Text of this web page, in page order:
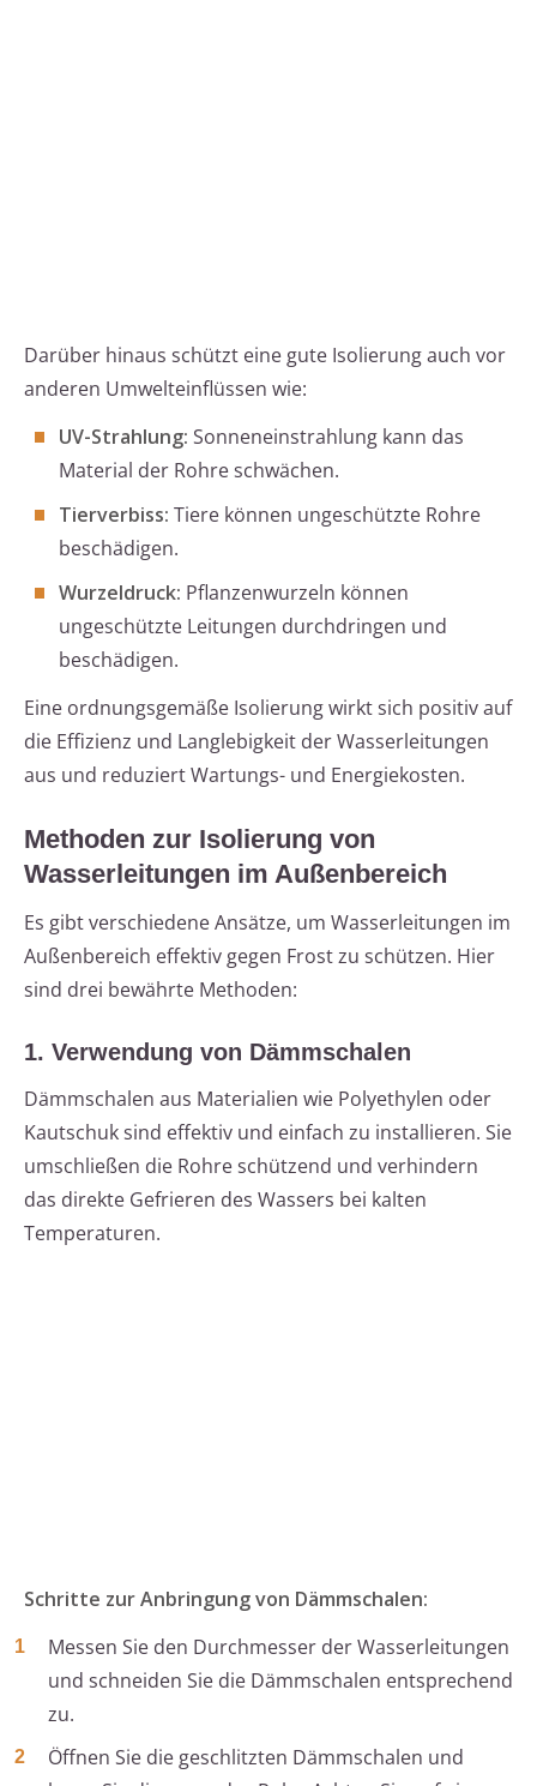
Darüber hinaus schützt eine gute Isolierung auch vor
anderen Umwelteinflüssen wie:
UV-Strahlung: Sonneneinstrahlung kann das
Material der Rohre schwächen.
Tierverbiss: Tiere können ungeschützte Rohre
beschädigen.
Wurzeldruck: Pflanzenwurzeln können
ungeschützte Leitungen durchdringen und
beschädigen.
Eine ordnungsgemäße Isolierung wirkt sich positiv auf
die Effizienz und Langlebigkeit der Wasserleitungen
aus und reduziert Wartungs- und Energiekosten.
Methoden zur Isolierung von
Wasserleitungen im Außenbereich
Es gibt verschiedene Ansätze, um Wasserleitungen im
Außenbereich effektiv gegen Frost zu schützen. Hier
sind drei bewährte Methoden:
1. Verwendung von Dämmschalen
Dämmschalen aus Materialien wie Polyethylen oder
Kautschuk sind effektiv und einfach zu installieren. Sie
umschließen die Rohre schützend und verhindern
das direkte Gefrieren des Wassers bei kalten
Temperaturen.
Schritte zur Anbringung von Dämmschalen:
Messen Sie den Durchmesser der Wasserleitungen
und schneiden Sie die Dämmschalen entsprechend
zu.
Öffnen Sie die geschlitzten Dämmschalen und